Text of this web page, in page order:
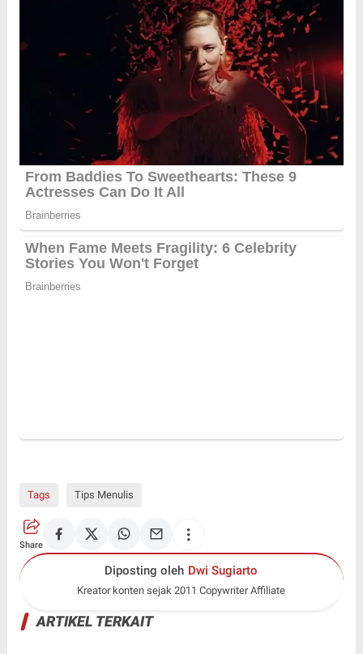
Tags Tips Menulis
Share
Diposting oleh Dwi Sugiarto
Kreator konten sejak 2011 Copywriter Affiliate
ARTIKEL TERKAIT